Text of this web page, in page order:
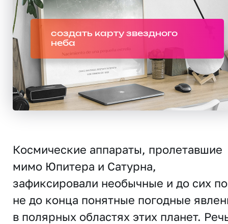
создать карту звездного
неба
Космические аппараты, пролетавшие
мимо Юпитера и Сатурна,
зафиксировали необычные и до сих
не до конца понятные погодные
в полярных областях этих планет.